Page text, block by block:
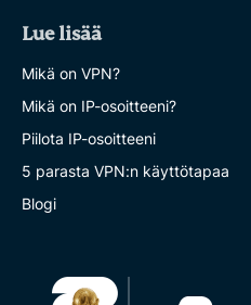
Lue lisää
Mikä on VPN?
Mikä on IP-osoitteeni?
Piilota IP-osoitteeni
5 parasta VPN:n käyttötapaa
Blogi